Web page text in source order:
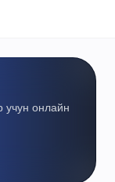
учун онлайн